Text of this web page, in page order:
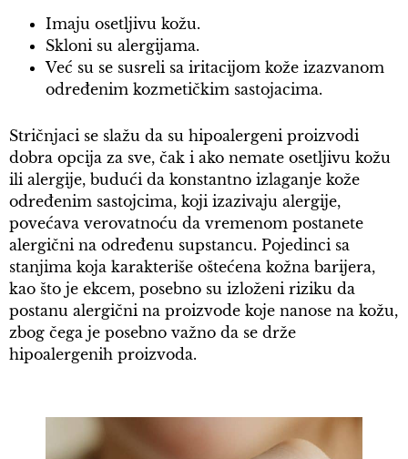
Imaju osetljivu kožu.
Skloni su alergijama.
Već su se susreli sa iritacijom kože izazvanom
određenim kozmetičkim sastojacima.
Stričnjaci se slažu da su hipoalergeni proizvodi
dobra opcija za sve, čak i ako nemate osetljivu kožu
ili alergije, budući da konstantno izlaganje kože
određenim sastojcima, koji izazivaju alergije,
povećava verovatnoću da vremenom postanete
alergični na određenu supstancu. Pojedinci sa
stanjima koja karakteriše oštećena kožna barijera,
kao što je ekcem, posebno su izloženi riziku da
postanu alergični na proizvode koje nanose na kožu,
zbog čega je posebno važno da se drže
hipoalergenih proizvoda.